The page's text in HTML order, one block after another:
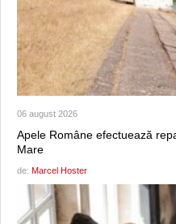
06 august 2026
Apele Române efectuează
Mare
de: Marcel Hoster